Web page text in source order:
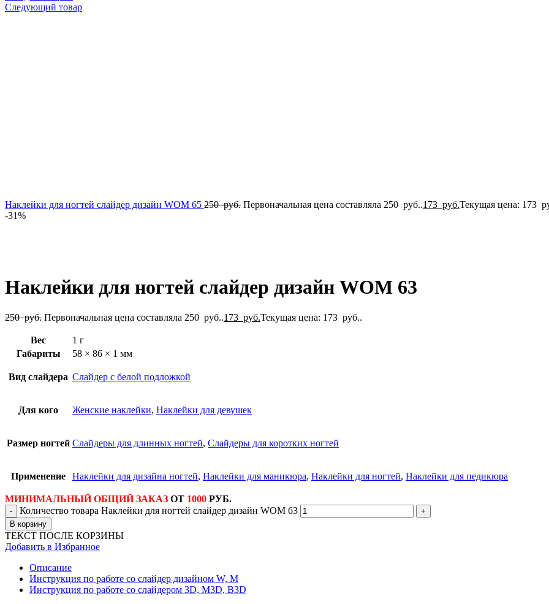
Следующий товар
Наклейки для ногтей слайдер дизайн WOM 65 250руб. Первоначальная цена составляла 250 руб..173 руб.Текущая цена: 173
-31%
Наклейки для ногтей слайдер дизайн WOM 63
250руб. Первоначальная цена составляла 250 руб..173 руб.Текущая цена: 173 руб..
Вес
1 г
Габариты
58 × 86 × 1 мм
Вид слайдера Слайдер с белой подложкой
Для кого Женские наклейки, Наклейки для девушек
Размер ногтей Слайдеры для длинных ногтей, Слайдеры для коротких ногтей
Применение Наклейки для дизайна ногтей, Наклейки для маникюра, Наклейки для ногтей, Наклейки для педикюра
МИНИМАЛЬНЫЙ ОБЩИЙ ЗАКАЗ ОТ 1000 РУБ.
Количество товара Наклейки для ногтей слайдер дизайн WOM 63
В корзину
ТЕКСТ ПОСЛЕ КОРЗИНЫ
Добавить в Избранное
Описание
Инструкция по работе со слайдер дизайном W, M
Инструкция по работе со слайдером 3D, М3D, B3D